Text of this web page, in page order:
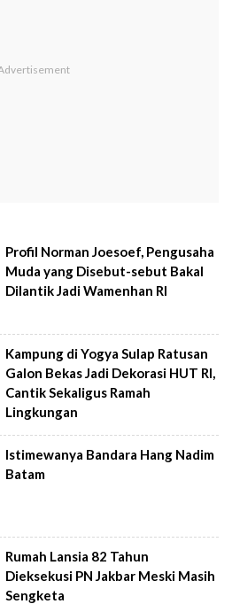
Profil Norman Joesoef, Pengusaha
Muda yang Disebut-sebut Bakal
Dilantik Jadi Wamenhan RI
Kampung di Yogya Sulap Ratusan
Galon Bekas Jadi Dekorasi HUT RI,
Cantik Sekaligus Ramah
Lingkungan
Istimewanya Bandara Hang Nadim
Batam
Rumah Lansia 82 Tahun
Dieksekusi PN Jakbar Meski Masih
Sengketa